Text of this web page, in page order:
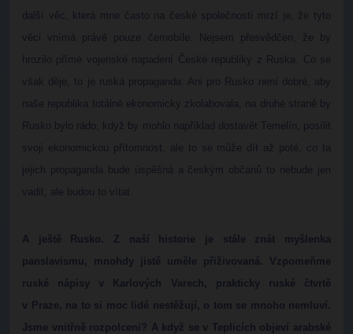
další věc, která mne často na české společnosti mrzí je, že tyto
věci vnímá právě pouze černobíle. Nejsem přesvědčen, že by
hrozilo přímé vojenské napadení České republiky z Ruska. Co se
však děje, to je ruská propaganda. Ani pro Rusko není dobré, aby
naše republika totálně ekonomicky zkolabovala, na druhé straně by
Rusko bylo rádo, když by mohlo například dostavět Temelín, posílit
svoji ekonomickou přítomnost, ale to se může dít až poté, co ta
jejich propaganda bude úspěšná a českým občanů to nebude jen
vadit, ale budou to vítat.
A ještě Rusko. Z naší historie je stále znát myšlenka
panslavismu, mnohdy jistě uměle přiživovaná. Vzpomeňme
ruské nápisy v Karlových Varech, prakticky ruské čtvrtě
v Praze, na to si moc lidé nestěžují, o tom se mnoho nemluví.
Jsme vnitřně rozpolceni? A když se v Teplicích objeví arabské